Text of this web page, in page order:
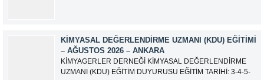
KIMYASAL DEĞERLENDIRME UZMANI (KDU) EĞITIMI
– AĞUSTOS 2026 – ANKARA
KİMYAGERLER DERNEĞİ KİMYASAL DEĞERLENDİRME
UZMANI (KDU) EĞİTİM DUYURUSU EĞİTİM TARİHİ: 3-4-5-